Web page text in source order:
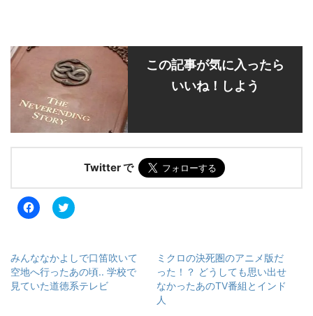
この記事が気に入ったら
いいね！しよう
Twitter で
F
a
o
k
で
共
ク
リ
T
w
i
t
みんななかよしで口笛吹いて
空地へ行ったあの頃.. 学校で
見ていた道徳系テレビ
ミクロの決死圏のアニメ版だ
った！？ どうしても思い出せ
なかったあのTV番組とインド
人